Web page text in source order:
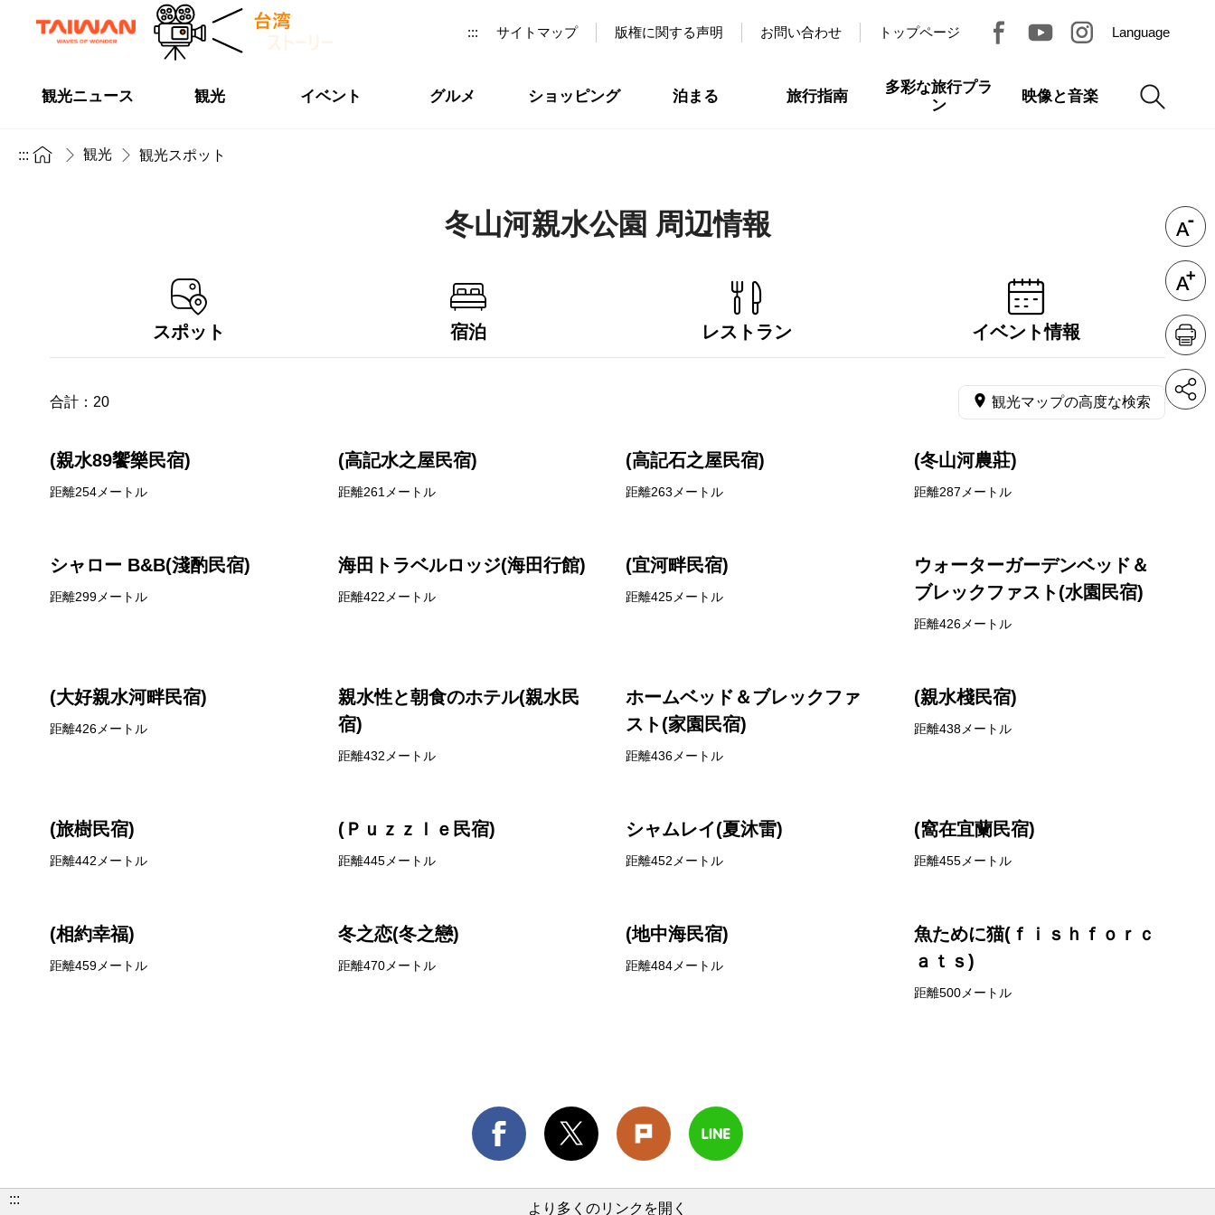
::: サイトマップ 版権に関する声明 お問い合わせ トップページ Language
観光ニュース 観光 イベント グルメ ショッピング 泊まる 旅行指南
多彩な旅行プラ
ン
映像と音楽
::: 観光 観光スポット
冬山河親水公園 周辺情報
スポット 宿泊 レストラン イベント情報
合計： 20 観光マップの高度な検索
(親水89饗樂民宿)
距離254メートル
(高記水之屋民宿)
距離261メートル
(高記石之屋民宿)
距離263メートル
(冬山河農莊)
距離287メートル
シャロー B&B(淺酌民宿)
距離299メートル
海田トラベルロッジ(海田行館)
距離422メートル
(宜河畔民宿)
距離425メートル
ウォーターガーデンベッド＆
ブレックファスト(水園民宿)
距離426メートル
(大好親水河畔民宿)
距離426メートル
親水性と朝食のホテル(親水民
宿)
距離432メートル
ホームベッド＆ブレックファ
スト(家園民宿)
距離436メートル
(親水棧民宿)
距離438メートル
(旅樹民宿)
距離442メートル
(Ｐｕｚｚｌｅ民宿)
距離445メートル
シャムレイ(夏沐雷)
距離452メートル
(窩在宜蘭民宿)
距離455メートル
(相約幸福)
距離459メートル
冬之恋(冬之戀)
距離470メートル
(地中海民宿)
距離484メートル
魚ために猫(ｆｉｓｈｆｏｒｃ
ａｔｓ)
距離500メートル
:::
より多くのリンクを開く